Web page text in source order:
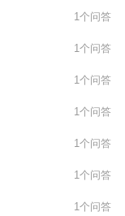
1个问答
1个问答
1个问答
1个问答
1个问答
1个问答
1个问答